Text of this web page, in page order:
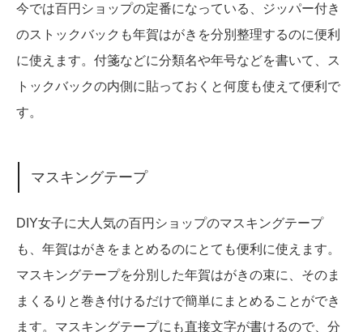
今では百円ショップの定番になっている、ジッパー付き
のストックバックも年賀はがきを分別整理するのに便利
に使えます。付箋などに分類名や年号などを書いて、ス
トックバックの内側に貼っておくと何度も使えて便利で
す。
マスキングテープ
DIY女子に大人気の百円ショップのマスキングテープ
も、年賀はがきをまとめるのにとても便利に使えます。
マスキングテープを分別した年賀はがきの束に、そのま
まくるりと巻き付けるだけで簡単にまとめることができ
ます。マスキングテープにも直接文字が書けるので、分